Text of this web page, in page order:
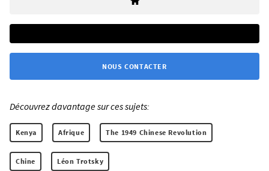
NOUS CONTACTER
Découvrez davantage sur ces sujets:
Kenya Afrique The 1949 Chinese Revolution
Chine Léon Trotsky